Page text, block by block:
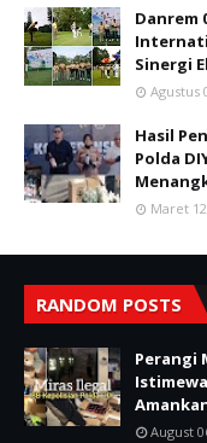
Danrem
Sinergi
Agustus
Hasil
Polda
Maret
RANDOM POSTS
Perangi
August